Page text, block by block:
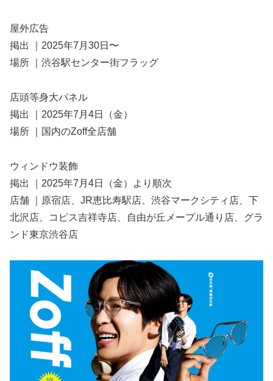
屋外広告
掲出 ｜2025年7月30日〜
場所 ｜渋谷駅センター街フラッグ
店頭等身大パネル
掲出 ｜2025年7月4日（金）
場所 ｜国内のZoff全店舗
ウィンドウ装飾
掲出 ｜2025年7月4日（金）より順次
店舗 ｜原宿店、JR恵比寿駅店、渋谷マークシティ店、下
北沢店、コピス吉祥寺店、自由が丘メープル通り店、グラ
ンド東京渋谷店